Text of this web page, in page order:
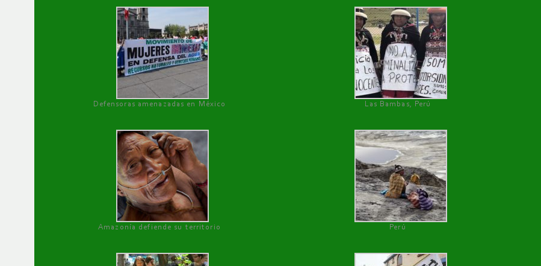
Defensoras amenazadas en México Las Bambas, Perú
Amazonía defiende su territorio Perú